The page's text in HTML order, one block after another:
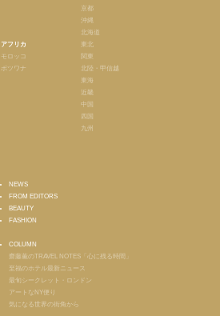
アフリカ
モロッコ
ボツワナ
京都
沖縄
北海道
東北
関東
北陸・甲信越
東海
近畿
中国
四国
九州
NEWS
FROM EDITORS
BEAUTY
FASHION
COLUMN
齋藤薫のTRAVEL NOTES「心に残る時間」
至福のホテル最新ニュース
最旬シークレット・ロンドン
アートなNY便り
気になる世界の街角から